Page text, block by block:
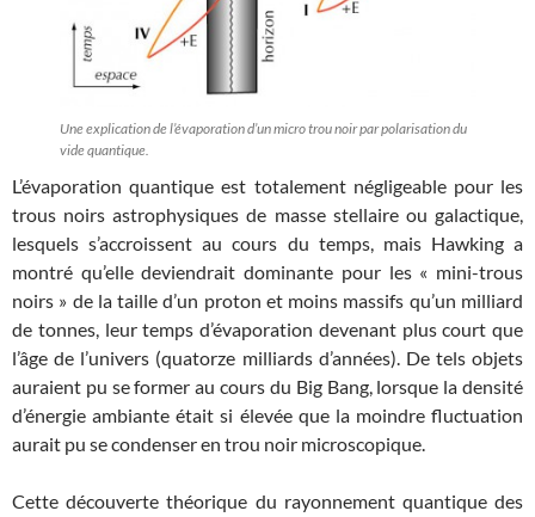
Une explication de l’évaporation d’un micro trou noir par polarisation du
vide quantique.
L’évaporation quantique est totalement négligeable pour les
trous noirs astrophysiques de masse stellaire ou galactique,
lesquels s’accroissent au cours du temps, mais Hawking a
montré qu’elle deviendrait dominante pour les « mini-trous
noirs » de la taille d’un proton et moins massifs qu’un milliard
de tonnes, leur temps d’évaporation devenant plus court que
l’âge de l’univers (quatorze milliards d’années). De tels objets
auraient pu se former au cours du Big Bang, lorsque la densité
d’énergie ambiante était si élevée que la moindre fluctuation
aurait pu se condenser en trou noir microscopique.
Cette découverte théorique du rayonnement quantique des